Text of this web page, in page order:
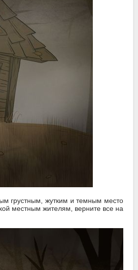
грустным, жутким и темным место
местным жителям, верните все на